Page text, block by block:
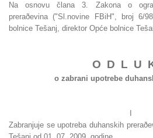
Na osnovu člana 3. Zakona o
preraðevina ("Sl.novine FBiH", broj 6/
bolnice Tešanj, direktor Opće bolnice
O D L U
o zabrani upotrebe
Zabranjuje se upotreba duhanskih